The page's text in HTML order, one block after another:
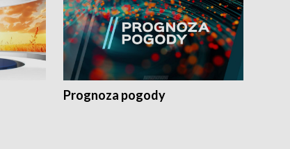
Prognoza pogody